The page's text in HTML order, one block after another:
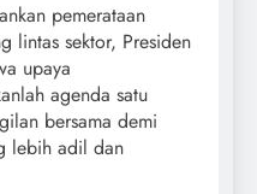
pemerataan
lintas sektor, Presiden
upaya
agenda satu
bersama demi
lebih adil dan